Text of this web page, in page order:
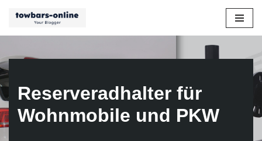
springen
Reserveradhalter für
Wohnmobile und PKW